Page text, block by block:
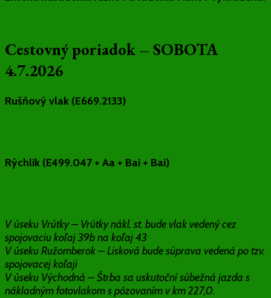
Cestovný poriadok – SOBOTA
4.7.2026
Rušňový vlak (E669.2133)
Rýchlik (E499.047 + Aa + Bai + Bai)
V úseku Vrútky – Vrútky nákl. st. bude vlak vedený cez
spojovaciu koľaj 39b na koľaj 43
V úseku Ružomberok – Lisková bude súprava vedená po tzv.
spojovacej koľaji
V úseku Východná – Štrba sa uskutoční súbežná jazda s
nákladným fotovlakom s pózovaním v km 227,0.